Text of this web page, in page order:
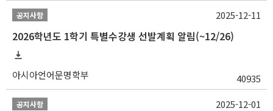
공지사항
2026학년도 1학기 특별수강생 선발계획 알림(~12/26)
아시아언어문명학부 40935
2025-12-11
공지사항 2025-12-01